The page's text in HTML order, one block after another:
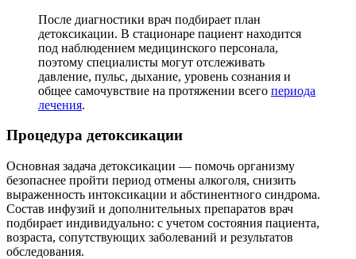
После диагностики врач подбирает план
детоксикации. В стационаре пациент находится
под наблюдением медицинского персонала,
поэтому специалисты могут отслеживать
давление, пульс, дыхание, уровень сознания и
общее самочувствие на протяжении всего периода
лечения.
Процедура детоксикации
Основная задача детоксикации — помочь организму
безопаснее пройти период отмены алкоголя, снизить
выраженность интоксикации и абстинентного синдрома.
Состав инфузий и дополнительных препаратов врач
подбирает индивидуально: с учетом состояния пациента,
возраста, сопутствующих заболеваний и результатов
обследования.